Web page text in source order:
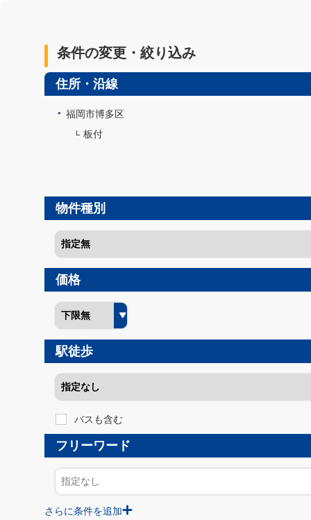
条件の変更・絞り込み
住所・沿線
福岡市博多区
板付
物件種別
価格
駅徒歩
バスも含む
フリーワード
さらに条件を追加